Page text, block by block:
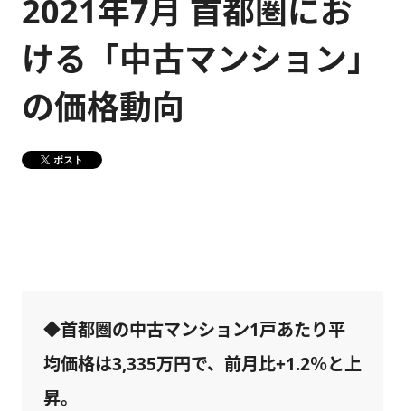
サステナビリティ
健康経営
DX戦略
ランキング
メディア掲載情報
障がい者採用情報
2021年7月 首都圏にお
ける「中古マンション」
の価格動向
ポスト
◆首都圏の中古マンション1戸あたり平
均価格は3,335万円で、前月比+1.2％と上
昇。